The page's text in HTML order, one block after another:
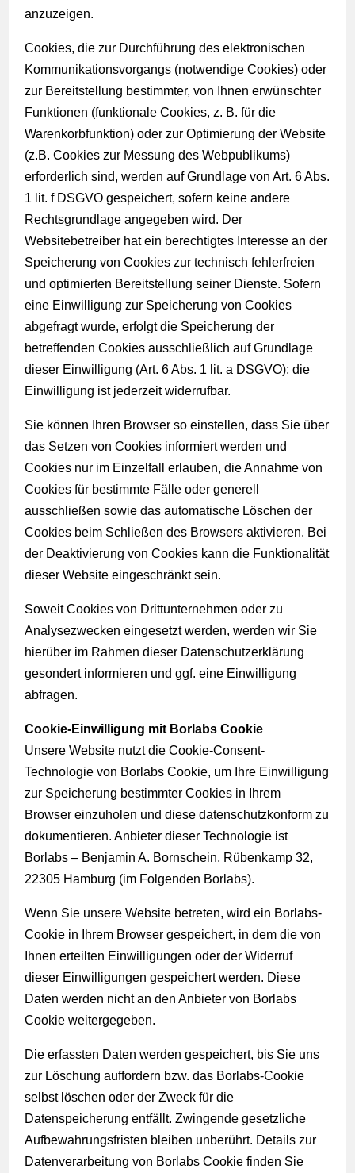
anzuzeigen.
Cookies, die zur Durchführung des elektronischen
Kommunikationsvorgangs (notwendige Cookies) oder
zur Bereitstellung bestimmter, von Ihnen erwünschter
Funktionen (funktionale Cookies, z. B. für die
Warenkorbfunktion) oder zur Optimierung der Website
(z.B. Cookies zur Messung des Webpublikums)
erforderlich sind, werden auf Grundlage von Art. 6 Abs.
1 lit. f DSGVO gespeichert, sofern keine andere
Rechtsgrundlage angegeben wird. Der
Websitebetreiber hat ein berechtigtes Interesse an der
Speicherung von Cookies zur technisch fehlerfreien
und optimierten Bereitstellung seiner Dienste. Sofern
eine Einwilligung zur Speicherung von Cookies
abgefragt wurde, erfolgt die Speicherung der
betreffenden Cookies ausschließlich auf Grundlage
dieser Einwilligung (Art. 6 Abs. 1 lit. a DSGVO); die
Einwilligung ist jederzeit widerrufbar.
Sie können Ihren Browser so einstellen, dass Sie über
das Setzen von Cookies informiert werden und
Cookies nur im Einzelfall erlauben, die Annahme von
Cookies für bestimmte Fälle oder generell
ausschließen sowie das automatische Löschen der
Cookies beim Schließen des Browsers aktivieren. Bei
der Deaktivierung von Cookies kann die Funktionalität
dieser Website eingeschränkt sein.
Soweit Cookies von Drittunternehmen oder zu
Analysezwecken eingesetzt werden, werden wir Sie
hierüber im Rahmen dieser Datenschutzerklärung
gesondert informieren und ggf. eine Einwilligung
abfragen.
Cookie-Einwilligung mit Borlabs Cookie
Unsere Website nutzt die Cookie-Consent-
Technologie von Borlabs Cookie, um Ihre Einwilligung
zur Speicherung bestimmter Cookies in Ihrem
Browser einzuholen und diese datenschutzkonform zu
dokumentieren. Anbieter dieser Technologie ist
Borlabs – Benjamin A. Bornschein, Rübenkamp 32,
22305 Hamburg (im Folgenden Borlabs).
Wenn Sie unsere Website betreten, wird ein Borlabs-
Cookie in Ihrem Browser gespeichert, in dem die von
Ihnen erteilten Einwilligungen oder der Widerruf
dieser Einwilligungen gespeichert werden. Diese
Daten werden nicht an den Anbieter von Borlabs
Cookie weitergegeben.
Die erfassten Daten werden gespeichert, bis Sie uns
zur Löschung auffordern bzw. das Borlabs-Cookie
selbst löschen oder der Zweck für die
Datenspeicherung entfällt. Zwingende gesetzliche
Aufbewahrungsfristen bleiben unberührt. Details zur
Datenverarbeitung von Borlabs Cookie finden Sie